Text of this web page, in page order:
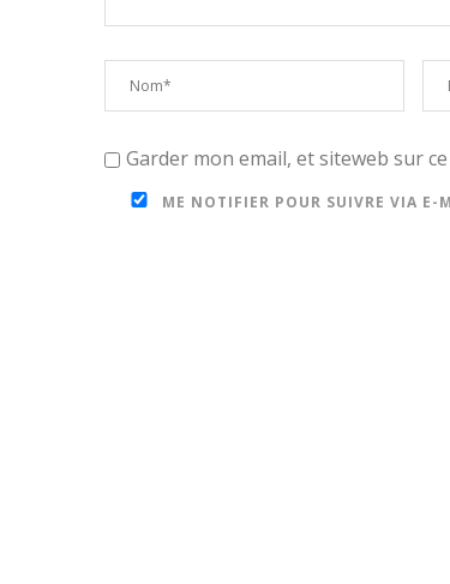
Garder mon email, et siteweb sur
ME NOTIFIER POUR SUIVRE VIA E-